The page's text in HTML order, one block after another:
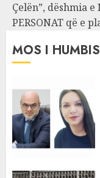
Çelën”, dëshmia
PERSONAT që e
MOS I